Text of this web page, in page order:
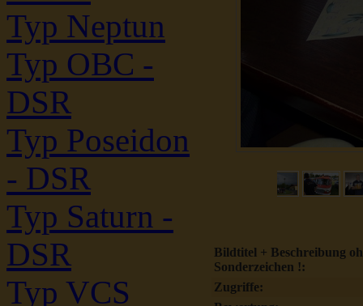
Typ Neptun
Typ OBC -
DSR
Typ Poseidon
- DSR
Typ Saturn -
DSR
Typ VCS
Bildtitel + Beschreibung
Sonderzeichen !:
Zugriffe: